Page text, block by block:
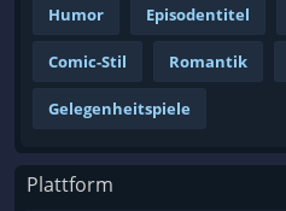
Humor Episodentitel
Comic-Stil Romantik
Gelegenheitspiele
Plattform